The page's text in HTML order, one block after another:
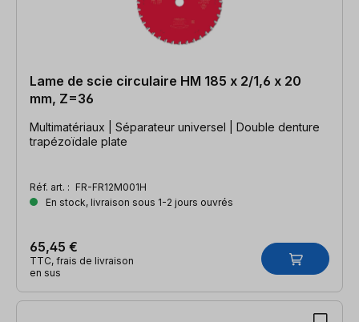
Lame de scie circulaire HM 185 x 2/1,6 x 20
mm, Z=36
Multimatériaux | Séparateur universel | Double denture
trapézoïdale plate
Réf. art. : FR-FR12M001H
En stock, livraison sous 1-2 jours ouvrés
65,45 €
TTC, frais de livraison
en sus